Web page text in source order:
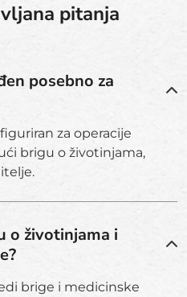
pitanja
posebno za
za operacije
brigu o životinjama,
o životinjama i
brige i medicinske